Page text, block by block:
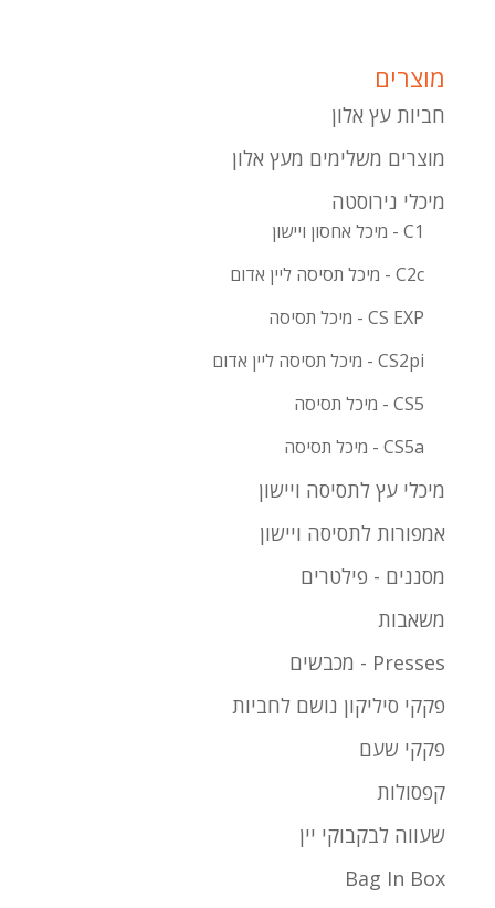
מוצרים
חביות עץ אלון
מוצרים משלימים מעץ אלון
מיכלי נירוסטה
C1 - מיכל אחסון ויישון
C2c - מיכל תסיסה ליין אדום
CS EXP - מיכל תסיסה
CS2pi - מיכל תסיסה ליין אדום
CS5 - מיכל תסיסה
CS5a - מיכל תסיסה
מיכלי עץ לתסיסה ויישון
אמפורות לתסיסה ויישון
מסננים - פילטרים
משאבות
Presses - מכבשים
פקקי סיליקון נושם לחביות
פקקי שעם
קפסולות
שעווה לבקבוקי יין
Bag In Box